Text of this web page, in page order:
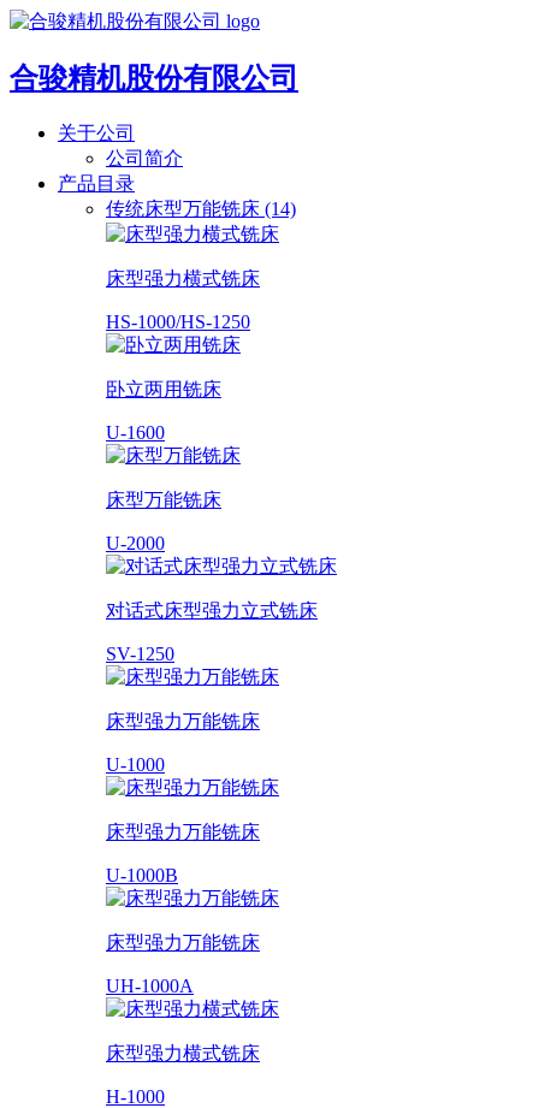
合骏精机股份有限公司
关于公司
公司简介
产品目录
传统床型万能铣床 (14)
床型强力横式铣床
HS-1000/HS-1250
卧立两用铣床
U-1600
床型万能铣床
U-2000
对话式床型强力立式铣床
SV-1250
床型强力万能铣床
U-1000
床型强力万能铣床
U-1000B
床型强力万能铣床
UH-1000A
床型强力横式铣床
H-1000